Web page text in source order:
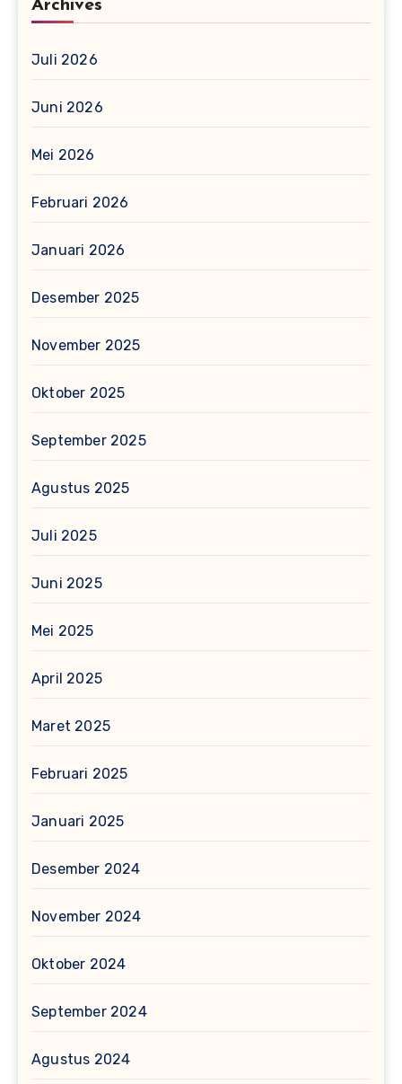
Archives
Juli 2026
Juni 2026
Mei 2026
Februari 2026
Januari 2026
Desember 2025
November 2025
Oktober 2025
September 2025
Agustus 2025
Juli 2025
Juni 2025
Mei 2025
April 2025
Maret 2025
Februari 2025
Januari 2025
Desember 2024
November 2024
Oktober 2024
September 2024
Agustus 2024